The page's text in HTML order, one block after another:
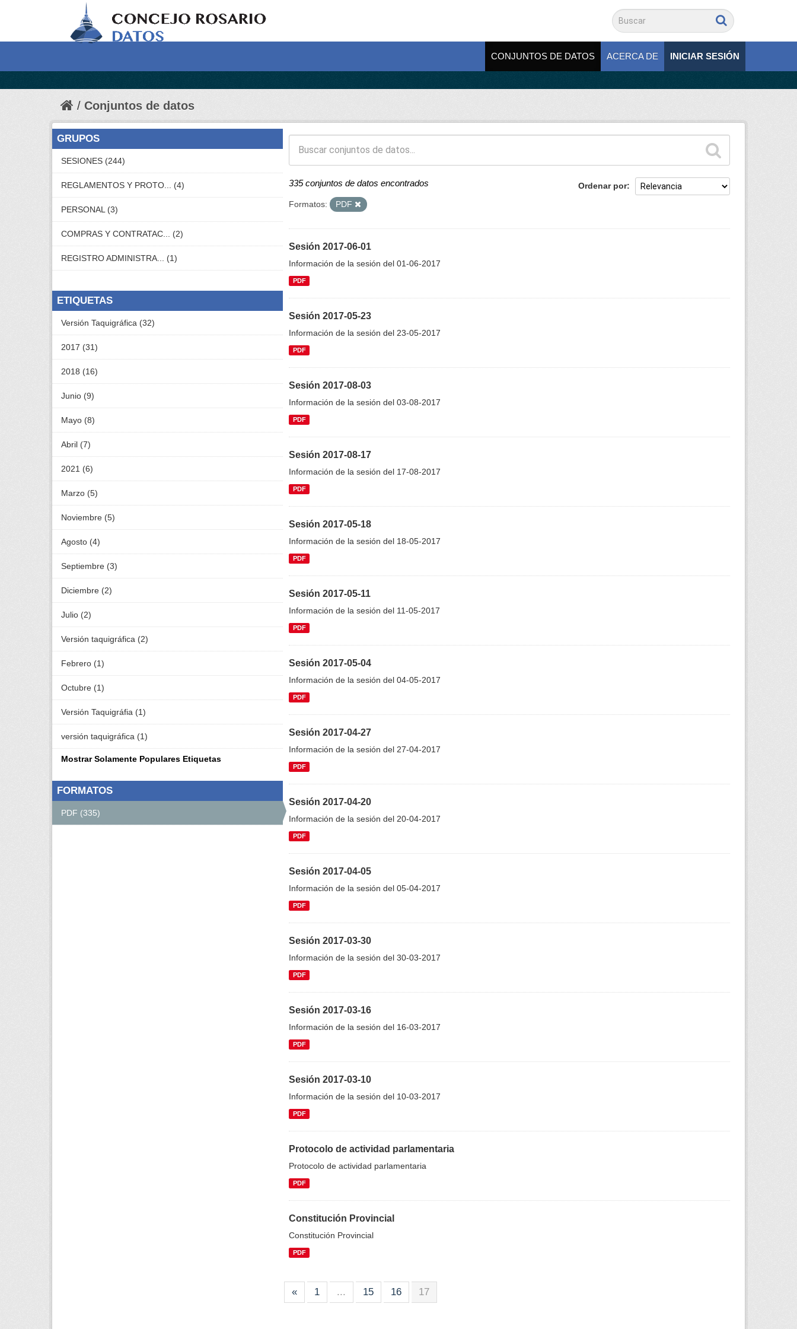
CONJUNTOS DE DATOS ACERCA DE INICIAR SESIÓN
Conjuntos de datos
Ordenar por
335 conjuntos de datos encontrados
Formatos: PDF
Sesión 2017-06-01
Información de la sesión del 01-06-2017
PDF
Sesión 2017-05-23
Información de la sesión del 23-05-2017
PDF
Sesión 2017-08-03
Información de la sesión del 03-08-2017
PDF
Sesión 2017-08-17
Información de la sesión del 17-08-2017
PDF
Sesión 2017-05-18
Información de la sesión del 18-05-2017
PDF
Sesión 2017-05-11
Información de la sesión del 11-05-2017
PDF
Sesión 2017-05-04
Información de la sesión del 04-05-2017
PDF
Sesión 2017-04-27
Información de la sesión del 27-04-2017
PDF
Sesión 2017-04-20
Información de la sesión del 20-04-2017
PDF
Sesión 2017-04-05
Información de la sesión del 05-04-2017
PDF
Sesión 2017-03-30
Información de la sesión del 30-03-2017
PDF
Sesión 2017-03-16
Información de la sesión del 16-03-2017
PDF
Sesión 2017-03-10
Información de la sesión del 10-03-2017
PDF
Protocolo de actividad parlamentaria
Protocolo de actividad parlamentaria
PDF
Constitución Provincial
Constitución Provincial
PDF
« 1 ... 15 16 17
GRUPOS
SESIONES (244)
REGLAMENTOS Y PROTO... (4)
PERSONAL (3)
COMPRAS Y CONTRATAC... (2)
REGISTRO ADMINISTRA... (1)
ETIQUETAS
Versión Taquigráfica (32)
2017 (31)
2018 (16)
Junio (9)
Mayo (8)
Abril (7)
2021 (6)
Marzo (5)
Noviembre (5)
Agosto (4)
Septiembre (3)
Diciembre (2)
Julio (2)
Versión taquigráfica (2)
Febrero (1)
Octubre (1)
Versión Taquigráfia (1)
versión taquigráfica (1)
Mostrar Solamente Populares Etiquetas
FORMATOS
PDF (335)